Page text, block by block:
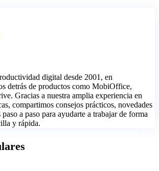
digital desde 2001, en
detrás de productos como MobiOffice,
Gracias a nuestra amplia experiencia en
compartimos consejos prácticos, novedades
a paso para ayudarte a trabajar de forma
y rápida.